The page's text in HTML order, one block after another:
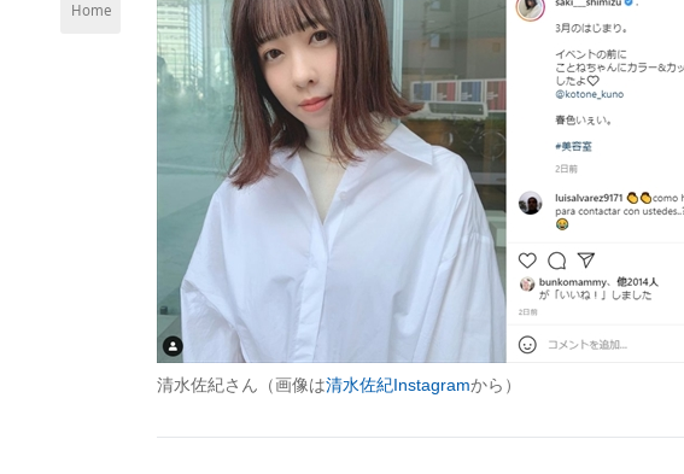
Home
清水佐紀さん（画像は清水佐紀Instagramから）